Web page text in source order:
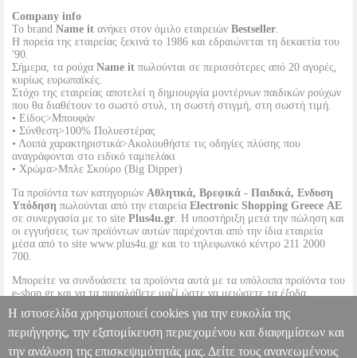
Company info
Το brand Name it ανήκει στον όμιλο εταιρειών Bestseller.
Η πορεία της εταιρείας ξεκινά το 1986 και εδραιώνεται τη δεκαετία του
'90.
Σήμερα, τα ρούχα Name it πωλούνται σε περισσότερες από 20 αγορές,
κυρίως ευρωπαϊκές.
Στόχο της εταιρείας αποτελεί η δημιουργία μοντέρνων παιδικών ρούχων
που θα διαθέτουν το σωστό στυλ, τη σωστή στιγμή, στη σωστή τιμή.
• Είδος>Μπουφάν
• Σύνθεση>100% Πολυεστέρας
• Λοιπά χαρακτηριστικά>Ακολουθήστε τις οδηγίες πλύσης που
αναγράφονται στο ειδικό ταμπελάκι
• Χρώμα>Μπλε Σκούρο (Big Dipper)
Τα προϊόντα των κατηγοριών Αθλητικά, Βρεφικά - Παιδικά, Ενδυση
Υπόδηση πωλούνται από την εταιρεία Electronic Shopping Greece ΑΕ
σε συνεργασία με το site Plus4u.gr. Η υποστήριξη μετά την πώληση και
οι εγγυήσεις των προϊόντων αυτών παρέχονται από την ίδια εταιρεία
μέσα από το site www.plus4u.gr και το τηλεφωνικό κέντρο 211 2000
700.
Μπορείτε να συνδυάσετε τα προϊόντα αυτά με τα υπόλοιπα προϊόντα του
e-shop.gr και να τα παραλάβετε μαζί ώστε να μειώσετε τα έξοδα
αποστολής. Μπορείτε επίσης να παραλάβετε από οποιοδήποτε eshop
point με μηδενικά έξοδα αποστολής ανεξαρτήτως ύψους παραγγελίας!
ΜΠΟΥΦΑΝ NAME IT 13226963 NMMMAX ΣΚΟΥΡΟ ΜΠΛΕ (92
Η ιστοσελίδα χρησιμοποιεί cookies για την ευκολία της
περιήγησης, την εξατομίκευση περιεχομένου και διαφημίσεων και
την ανάλυση της επισκεψιμότητάς μας. Δείτε τους ανανεωμένους